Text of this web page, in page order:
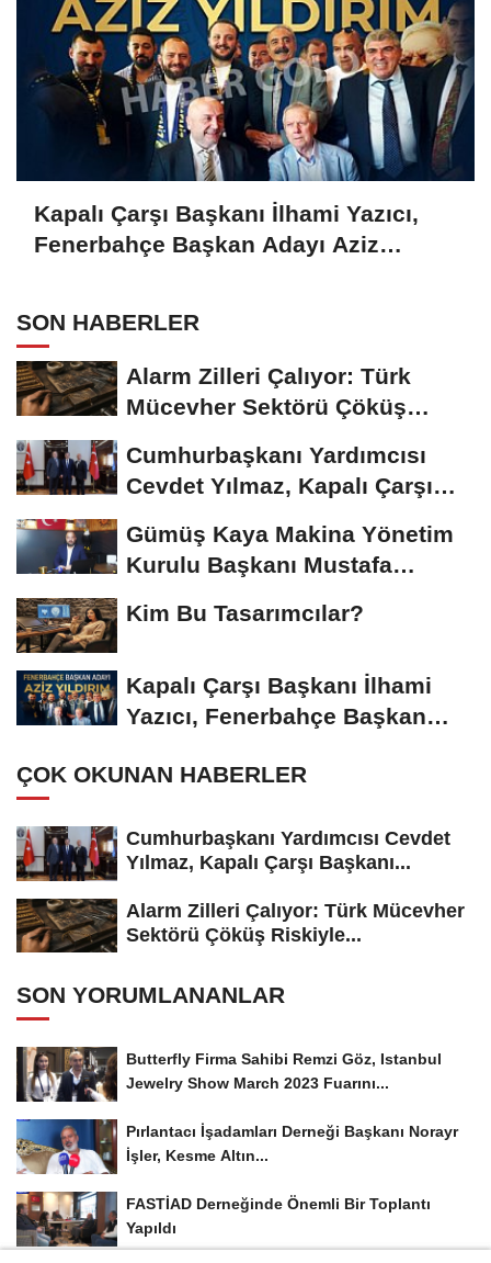
Kapalı Çarşı Başkanı İlhami Yazıcı,
Fenerbahçe Başkan Adayı Aziz
SON HABERLER
Alarm Zilleri Çalıyor: Türk
Mücevher Sektörü Çöküş
Cumhurbaşkanı Yardımcısı
Cevdet Yılmaz, Kapalı Çarşı
Gümüş Kaya Makina Yönetim
Kurulu Başkanı Mustafa
Kim Bu Tasarımcılar?
Kapalı Çarşı Başkanı İlhami
Yazıcı, Fenerbahçe Başkan
ÇOK OKUNAN HABERLER
Cumhurbaşkanı Yardımcısı Cevdet
Yılmaz, Kapalı Çarşı Başkanı...
Alarm Zilleri Çalıyor: Türk Mücevher
Sektörü Çöküş Riskiyle...
SON YORUMLANANLAR
Butterfly Firma Sahibi Remzi Göz, Istanbul
Jewelry Show March 2023 Fuarını...
Pırlantacı İşadamları Derneği Başkanı Norayr
İşler, Kesme Altın...
FASTİAD Derneğinde Önemli Bir Toplantı
Yapıldı